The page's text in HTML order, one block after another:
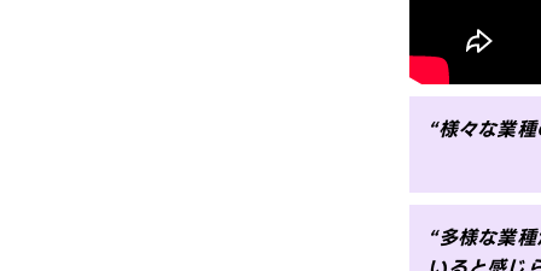
“様々な業
“多様な業